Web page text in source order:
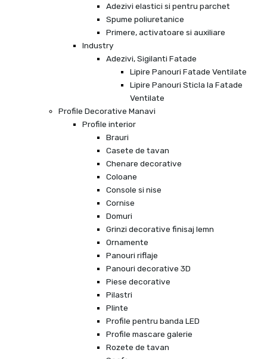
Adezivi elastici si pentru parchet
Spume poliuretanice
Primere, activatoare si auxiliare
Industry
Adezivi, Sigilanti Fatade
Lipire Panouri Fatade Ventilate
Lipire Panouri Sticla la Fatade
Ventilate
Profile Decorative Manavi
Profile interior
Brauri
Casete de tavan
Chenare decorative
Coloane
Console si nise
Cornise
Domuri
Grinzi decorative finisaj lemn
Ornamente
Panouri riflaje
Panouri decorative 3D
Piese decorative
Pilastri
Plinte
Profile pentru banda LED
Profile mascare galerie
Rozete de tavan